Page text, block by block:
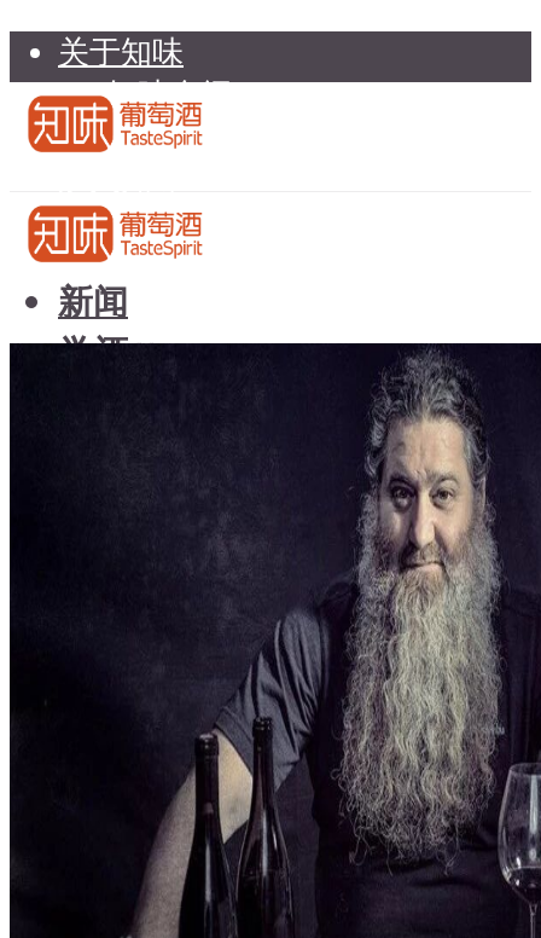
关于知味
知味介绍
知味专家顾问委员会
联系我们
知味荐酒
新闻
学酒
品种
年份
酒具周边
投资收藏
留学教育
品鉴专栏
餐厅酒吧指南
餐酒搭配
知味荐酒
基础知识
品种
酒具周边
投资收藏
留学教育
品鉴专栏